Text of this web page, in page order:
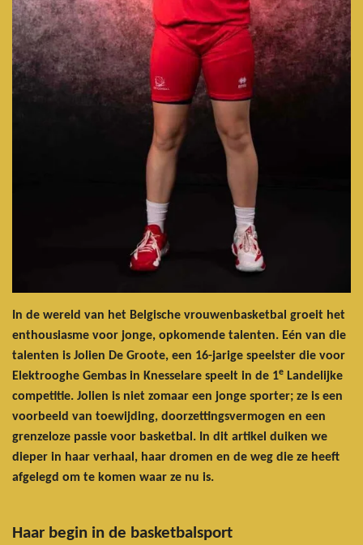
In de wereld van het Belgische vrouwenbasketbal groeit het
enthousiasme voor jonge, opkomende talenten. Eén van die
talenten is Jolien De Groote, een 16-jarige speelster die voor
Elektrooghe Gembas in Knesselare speelt in de 1e Landelijke
competitie. Jolien is niet zomaar een jonge sporter; ze is een
voorbeeld van toewijding, doorzettingsvermogen en een
grenzeloze passie voor basketbal. In dit artikel duiken we
dieper in haar verhaal, haar dromen en de weg die ze heeft
afgelegd om te komen waar ze nu is.
Haar begin in de basketbalsport